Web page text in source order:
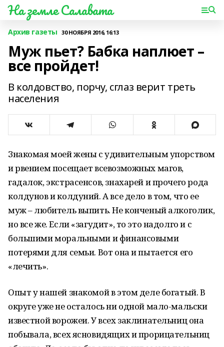
На земле Салавата
Архив газеты 30 НОЯБРЯ 2016, 16:13
Муж пьет? Бабка наплюет –
все пройдет!
В колдовство, порчу, сглаз верит треть
населения
Знакомая моей жены с удивительным упорством
и рвением посещает всевозможных магов,
гадалок, экстрасенсов, знахарей и прочего рода
колдунов и колдуний. А все дело в том, что ее
муж – любитель выпить. Не конченый алкоголик,
но все же. Если «загудит», то это надолго и с
большими моральными и финансовыми
потерями для семьи. Вот она и пытается его
«лечить».
Опыт у нашей знакомой в этом деле богатый. В
округе уже не осталось ни одной мало-мальски
известной ворожеи. У всех заклинательниц она
побывала, всех ясновидящих и прорицательниц